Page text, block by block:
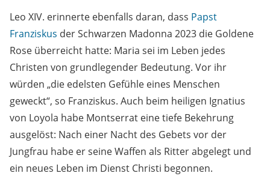
Leo XIV. erinnerte ebenfalls daran, dass Papst
Franziskus der Schwarzen Madonna 2023 die Goldene
Rose überreicht hatte: Maria sei im Leben jedes
Christen von grundlegender Bedeutung. Vor ihr
würden „die edelsten Gefühle eines Menschen
geweckt“, so Franziskus. Auch beim heiligen Ignatius
von Loyola habe Montserrat eine tiefe Bekehrung
ausgelöst: Nach einer Nacht des Gebets vor der
Jungfrau habe er seine Waffen als Ritter abgelegt und
ein neues Leben im Dienst Christi begonnen.